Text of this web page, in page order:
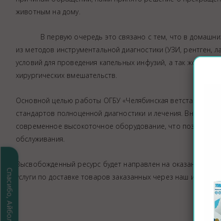
Спасибо, Айболит!
Иммунопрофилактика
Терапевтическое отделение
ЭКГ
Чипирование - электронная
Помощь при укусе клеща
животным на дому.
В первую очередь это связано с тем, что в домашних
из методов инструментальной диагностики (УЗИ, рентген,
условий для проведения капельных инфузий, а так же
хирургических вмешательств.
Основной целью работы ОГБУ «Челябинская ветстанция»,
стандартов полноценной диагностики и лечения.
современное высокоточное оборудование, что
обслуживания.
Высвобожденный ресурс будет направлен на оказание
услуги по доставке товаров заказанных через наш